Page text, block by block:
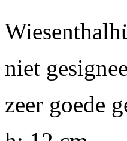
niet
zeer goede